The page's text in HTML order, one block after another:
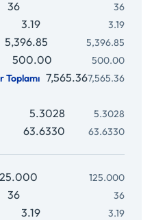
36
3.19
5,396.85
500.00
7,565.36
5.3028
63.6330
36
3.19